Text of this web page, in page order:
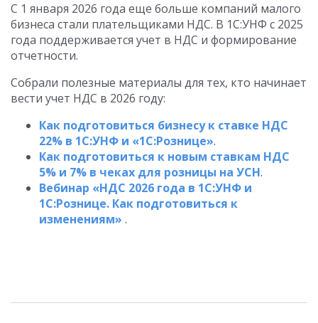
С 1 января 2026 года еще больше компаний малого
бизнеса стали плательщиками НДС. В 1С:УНФ с 2025
года поддерживается учет в НДС и формирование
отчетности.
Собрали полезные материалы для тех, кто начинает
вести учет НДС в 2026 году:
Как подготовиться бизнесу к ставке НДС
22% в 1С:УНФ и «1С:Рознице».
Как подготовиться к новым ставкам НДС
5% и 7% в чеках для розницы на УСН.
Вебинар «НДС 2026 года в 1С:УНФ и
1С:Рознице. Как подготовиться к
изменениям» .